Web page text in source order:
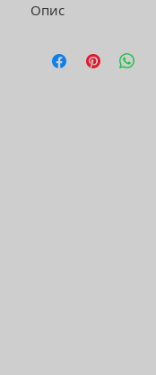
Опис
✨висота-300 см